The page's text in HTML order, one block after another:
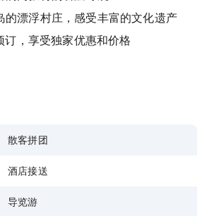
的漂浮村庄，感受丰富的文化遗产
订，享受独家优惠和价格
散客拼团
酒店接送
导览游